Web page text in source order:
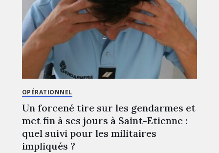
OPÉRATIONNEL
Un forcené tire sur les gendarmes et
met fin à ses jours à Saint-Etienne :
quel suivi pour les militaires
impliqués ?